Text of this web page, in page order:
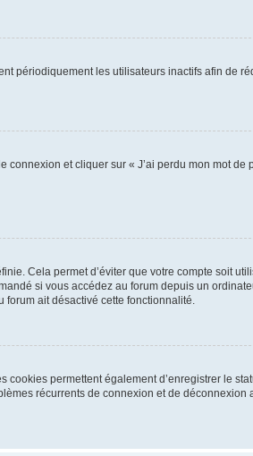
périodiquement les utilisateurs inactifs afin de
et cliquer sur « J’ai perdu mon mot de
Cela permet d’éviter que votre compte soit
si vous accédez au forum depuis un
ait désactivé cette fonctionnalité.
cookies permettent également d’enregistrer le
récurrents de connexion et de déconnexion